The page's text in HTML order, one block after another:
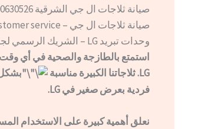
صيانة ثلاجات ال جي الشرقية 01000630526 – 19418
صيانة ثلاجات ال جي – LG fridge customer service
وحدات تبريد LG – الشريك الرسمي لجميع الخبراء
استمتع بالطازجة والصحية في أي وقت
LG. ثلاجاتنا الكبيرة مناسبة
فردية بعرض صغير في LG.
نعلق أهمية كبيرة على الاستخدام